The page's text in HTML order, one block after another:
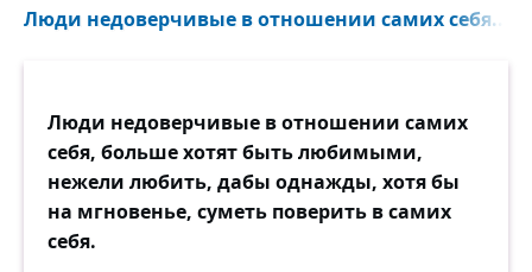
Люди недоверчивые в отношении самих себя...
Люди недоверчивые в отношении самих
себя, больше хотят быть любимыми,
нежели любить, дабы однажды, хотя бы
на мгновенье, суметь поверить в самих
себя.